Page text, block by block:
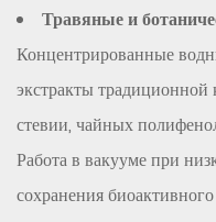
Травяные и
Концентрированные
экстракты
стевии, чайных
Работа в вакууме при
сохранения